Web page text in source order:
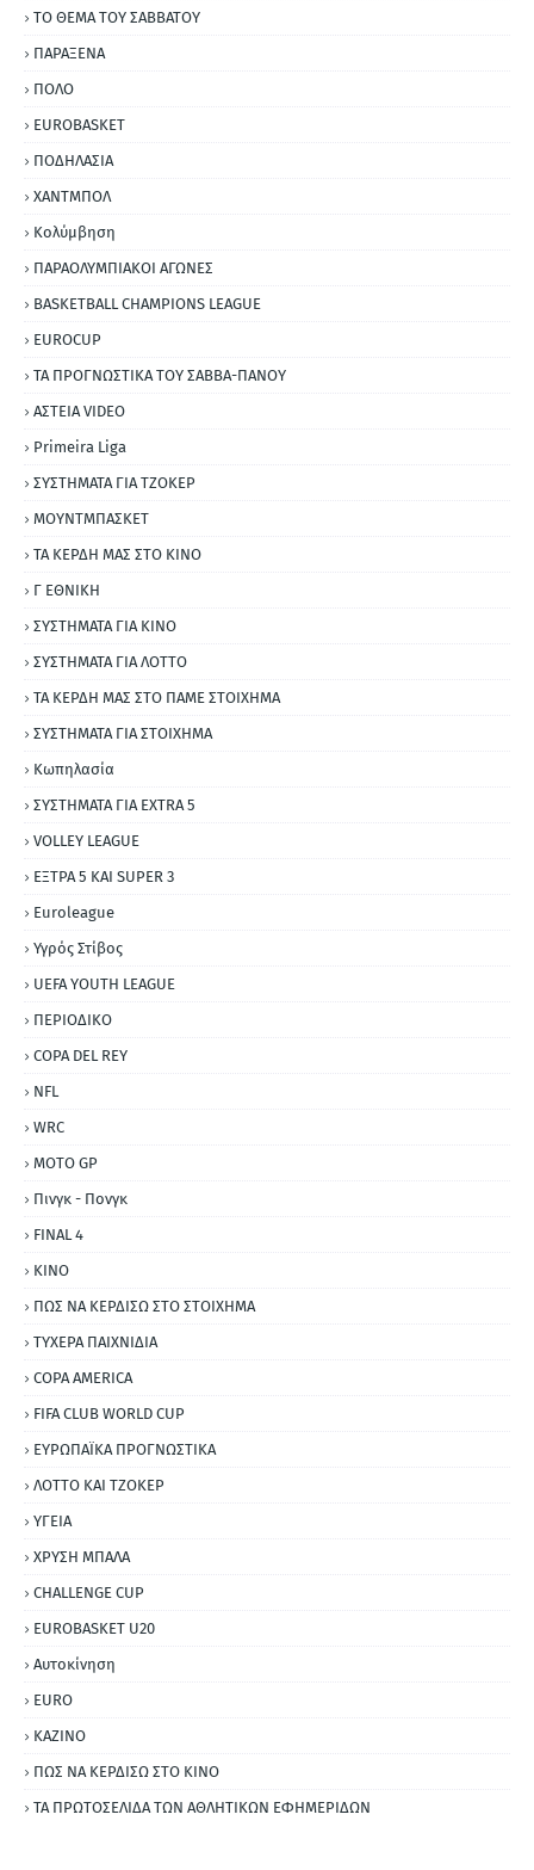
ΤΟ ΘΕΜΑ ΤΟΥ ΣΑΒΒΑΤΟΥ
ΠΑΡΑΞΕΝΑ
ΠΟΛΟ
EUROBASKET
ΠΟΔΗΛΑΣΙΑ
ΧΑΝΤΜΠΟΛ
Κολύμβηση
ΠΑΡΑΟΛΥΜΠΙΑΚΟΙ ΑΓΩΝΕΣ
BASKETBALL CHAMPIONS LEAGUE
EUROCUP
ΤΑ ΠΡΟΓΝΩΣΤΙΚΑ ΤΟΥ ΣΑΒΒΑ-ΠΑΝΟΥ
ΑΣΤΕΙΑ VIDEO
Primeira Liga
ΣΥΣΤΗΜΑΤΑ ΓΙΑ ΤΖΟΚΕΡ
ΜΟΥΝΤΜΠΑΣΚΕΤ
ΤΑ ΚΕΡΔΗ ΜΑΣ ΣΤΟ ΚΙΝΟ
Γ ΕΘΝΙΚΗ
ΣΥΣΤΗΜΑΤΑ ΓΙΑ ΚΙΝΟ
ΣΥΣΤΗΜΑΤΑ ΓΙΑ ΛΟΤΤΟ
ΤΑ ΚΕΡΔΗ ΜΑΣ ΣΤΟ ΠΑΜΕ ΣΤΟΙΧΗΜΑ
ΣΥΣΤΗΜΑΤΑ ΓΙΑ ΣΤΟΙΧΗΜΑ
Κωπηλασία
ΣΥΣΤΗΜΑΤΑ ΓΙΑ ΕΧΤRΑ 5
VOLLEY LEAGUE
ΕΞΤΡΑ 5 ΚΑΙ SUPER 3
Εuroleague
Υγρός Στίβος
UEFA YOUTH LEAGUE
ΠΕΡΙΟΔΙΚΟ
COPA DEL REY
NFL
WRC
MOTO GP
Πινγκ - Πονγκ
FINAL 4
ΚΙΝΟ
ΠΩΣ ΝΑ ΚΕΡΔΙΣΩ ΣΤΟ ΣΤΟΙΧΗΜΑ
ΤΥΧΕΡΑ ΠΑΙΧΝΙΔΙΑ
COPA AMERICA
FIFA CLUB WORLD CUP
ΕΥΡΩΠΑΪΚΑ ΠΡΟΓΝΩΣΤΙΚΑ
ΛΟΤΤΟ ΚΑΙ ΤΖΟΚΕΡ
ΥΓΕΙΑ
ΧΡΥΣΗ ΜΠΑΛΑ
CHALLENGE CUP
EUROBASKET U20
Αυτοκίνηση
ΕURO
ΚΑΖΙΝΟ
ΠΩΣ ΝΑ ΚΕΡΔΙΣΩ ΣΤΟ ΚΙΝΟ
ΤΑ ΠΡΩΤΟΣΕΛΙΔΑ ΤΩΝ ΑΘΛΗΤΙΚΩΝ ΕΦΗΜΕΡΙΔΩΝ